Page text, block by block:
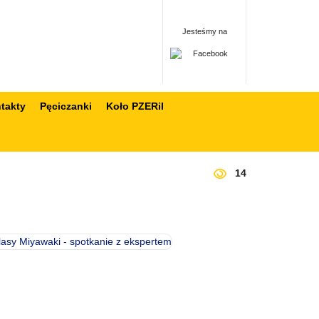
Jesteśmy na
Pęciczanki Koło PZERiI
14